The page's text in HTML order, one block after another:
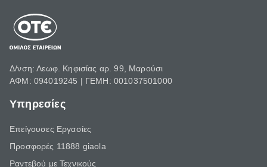
Δ/νση: Λεωφ. Κηφισίας αρ. 99, Μαρούσι
ΑΦΜ: 094019245 | ΓΕΜΗ: 001037501000
Υπηρεσίες
Επείγουσες Εργασίες
Προσφορές 11888 giaola
Ραντεβού με Τεχνικούς